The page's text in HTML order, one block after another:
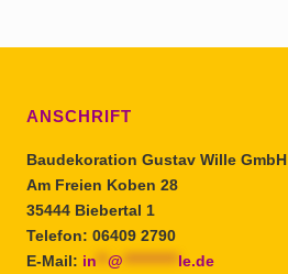
ANSCHRIFT
Baudekoration Gustav Wille GmbH
Am Freien Koben 28
35444 Biebertal 1
Telefon: 06409 2790
E-Mail: in **@ ********** le.de